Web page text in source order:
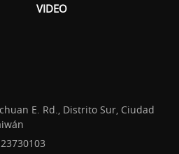
VIDEO
E. Rd., Distrito Sur, Ciudad